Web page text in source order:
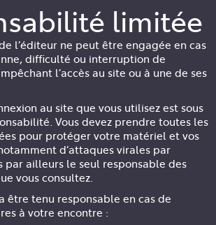
limitée
l’éditeur ne peut être engagée en cas
difficulté ou interruption de
l’accès au site ou à une de ses
au site que vous utilisez est sous
Vous devez prendre toutes les
pour protéger votre matériel et vos
d’attaques virales par
par ailleurs le seul responsable des
vous consultez.
être tenu responsable en cas de
à votre encontre :